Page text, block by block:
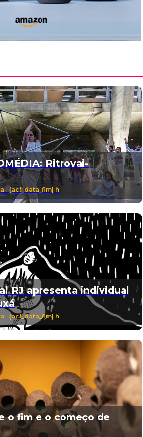
Ritrovai-
{acf_data_fim} h
RJ apresenta individual
{acf_data_fim} h
o fim e o começo de